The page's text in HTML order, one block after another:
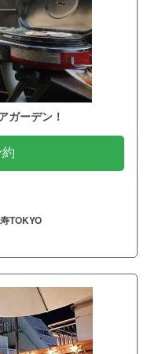
ガーデン！
TOKYO